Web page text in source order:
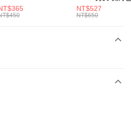
再付款。
】
享後付」後，將跳轉至「AFTEE先享後付」
以上)免運費
以上)免運費
男女 短統襪
BA5871010
NT$527
NT$650